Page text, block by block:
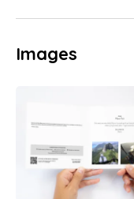
Images